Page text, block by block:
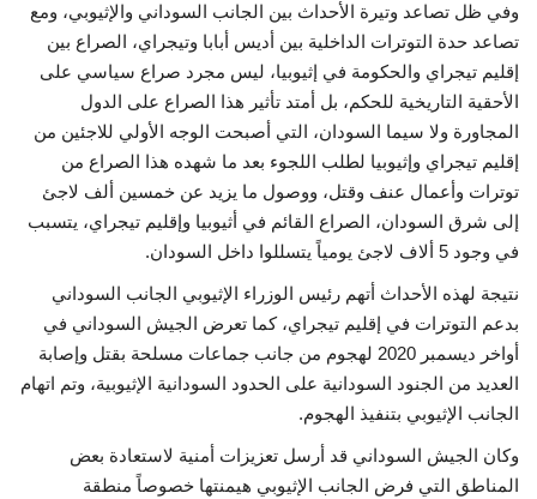
Gallery
لغة
English
Swahili
español
Arabic
وفي ظل تصاعد وتيرة الأحداث بين الجانب السوداني والإثيوبي، ومع
تصاعد حدة التوترات الداخلية بين أديس أبابا وتيجراي، الصراع بين
إقليم تيجراي والحكومة في إثيوبيا، ليس مجرد صراع سياسي على
الأحقية التاريخية للحكم، بل أمتد تأثير هذا الصراع على الدول
المجاورة ولا سيما السودان، التي أصبحت الوجه الأولي للاجئين من
إقليم تيجراي وإثيوبيا لطلب اللجوء بعد ما شهده هذا الصراع من
توترات وأعمال عنف وقتل، ووصول ما يزيد عن خمسين ألف لاجئ
إلى شرق السودان، الصراع القائم في أثيوبيا وإقليم تيجراي، يتسبب
في وجود 5 ألاف لاجئ يومياً يتسللوا داخل السودان.
نتيجة لهذه الأحداث أتهم رئيس الوزراء الإثيوبي الجانب السوداني
بدعم التوترات في إقليم تيجراي، كما تعرض الجيش السوداني في
أواخر ديسمبر 2020 لهجوم من جانب جماعات مسلحة بقتل وإصابة
العديد من الجنود السودانية على الحدود السودانية الإثيوبية، وتم اتهام
الجانب الإثيوبي بتنفيذ الهجوم.
وكان الجيش السوداني قد أرسل تعزيزات أمنية لاستعادة بعض
المناطق التي فرض الجانب الإثيوبي هيمنتها خصوصاً منطقة